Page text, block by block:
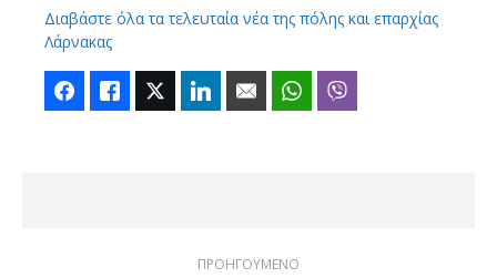
Διαβάστε όλα τα τελευταία νέα της πόλης και επαρχίας
Λάρνακας
FacebookLike Twitter LinkedIn Email WhatsApp
ΠΡΟΗΓΟΥΜΕΝΟ